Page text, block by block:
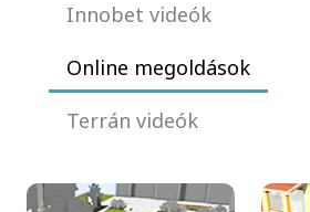
Innobet videók
Online megoldások
Terrán videók